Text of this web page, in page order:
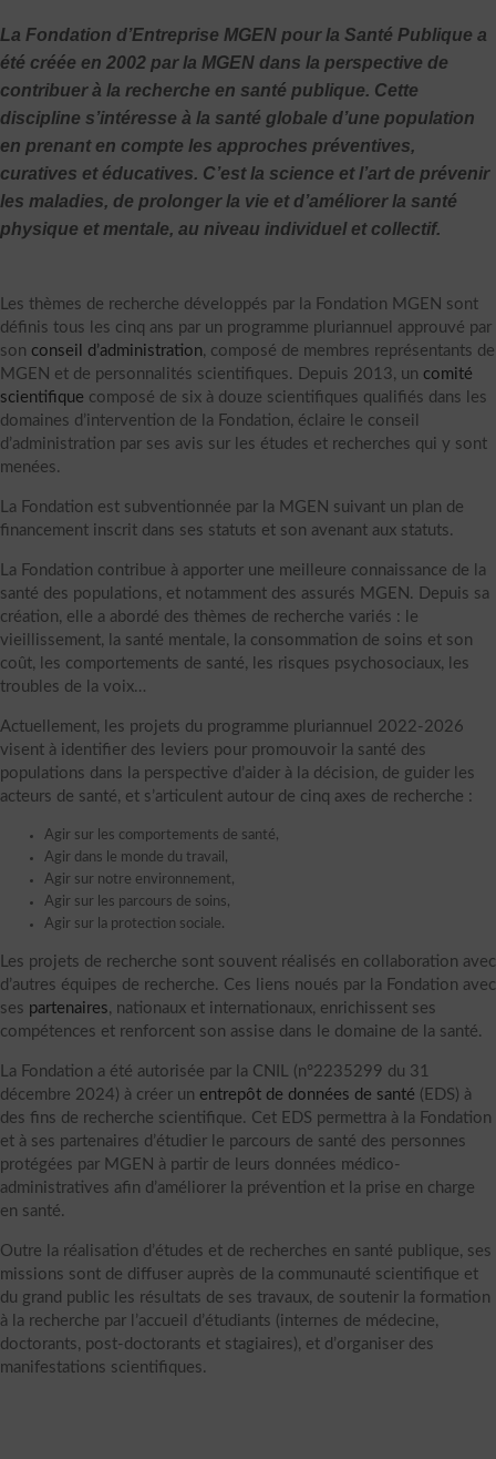
La Fondation d’Entreprise MGEN pour la Santé Publique a
été créée en 2002 par la MGEN dans la perspective de
contribuer à la recherche en santé publique. Cette
discipline s’intéresse à la santé globale d’une population
en prenant en compte les approches préventives,
curatives et éducatives. C’est la science et l’art de prévenir
les maladies, de prolonger la vie et d’améliorer la santé
physique et mentale, au niveau individuel et collectif.
Les thèmes de recherche développés par la Fondation MGEN sont
définis tous les cinq ans par un programme pluriannuel approuvé par
son conseil d’administration, composé de membres représentants de
MGEN et de personnalités scientifiques. Depuis 2013, un comité
scientifique composé de six à douze scientifiques qualifiés dans les
domaines d’intervention de la Fondation, éclaire le conseil
d’administration par ses avis sur les études et recherches qui y sont
menées.
La Fondation est subventionnée par la MGEN suivant un plan de
financement inscrit dans ses statuts et son avenant aux statuts.
La Fondation contribue à apporter une meilleure connaissance de la
santé des populations, et notamment des assurés MGEN. Depuis sa
création, elle a abordé des thèmes de recherche variés : le
vieillissement, la santé mentale, la consommation de soins et son
coût, les comportements de santé, les risques psychosociaux, les
troubles de la voix…
Actuellement, les projets du programme pluriannuel 2022-2026
visent à identifier des leviers pour promouvoir la santé des
populations dans la perspective d’aider à la décision, de guider les
acteurs de santé, et s’articulent autour de cinq axes de recherche :
Agir sur les comportements de santé,
Agir dans le monde du travail,
Agir sur notre environnement,
Agir sur les parcours de soins,
Agir sur la protection sociale.
Les projets de recherche sont souvent réalisés en collaboration avec
d’autres équipes de recherche. Ces liens noués par la Fondation avec
ses partenaires, nationaux et internationaux, enrichissent ses
compétences et renforcent son assise dans le domaine de la santé.
La Fondation a été autorisée par la CNIL (n°2235299 du 31
décembre 2024) à créer un entrepôt de données de santé (EDS) à
des fins de recherche scientifique. Cet EDS permettra à la Fondation
et à ses partenaires d’étudier le parcours de santé des personnes
protégées par MGEN à partir de leurs données médico-
administratives afin d’améliorer la prévention et la prise en charge
en santé.
Outre la réalisation d’études et de recherches en santé publique, ses
missions sont de diffuser auprès de la communauté scientifique et
du grand public les résultats de ses travaux, de soutenir la formation
à la recherche par l’accueil d’étudiants (internes de médecine,
doctorants, post-doctorants et stagiaires), et d’organiser des
manifestations scientifiques.